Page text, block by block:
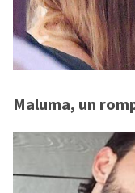
Maluma, un